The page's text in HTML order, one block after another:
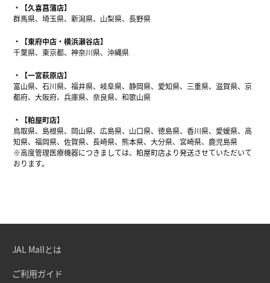
【久喜菖蒲店】
群馬県、埼玉県、新潟県、山梨県、長野県
【東府中店・横浜瀬谷店】
千葉県、東京都、神奈川県、沖縄県
【一宮萩原店】
富山県、石川県、福井県、岐阜県、静岡県、愛知県、三重県、滋賀県、京
都府、大阪府、兵庫県、奈良県、和歌山県
【粕屋町店】
鳥取県、島根県、岡山県、広島県、山口県、徳島県、香川県、愛媛県、高
知県、福岡県、佐賀県、長崎県、熊本県、大分県、宮崎県、鹿児島県
※高度管理医療機器につきましては、粕屋町店より発送させていただいて
おります。
JAL Mallとは
ご利用ガイド